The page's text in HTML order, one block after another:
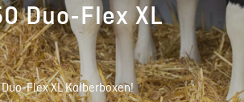
Duo-Flex XL
Flex XL Kälberboxen!